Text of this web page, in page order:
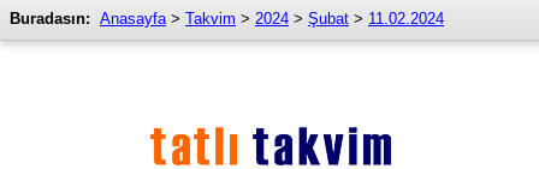
Buradasın: Anasayfa> Takvim > 2024 > Şubat > 11.02.2024